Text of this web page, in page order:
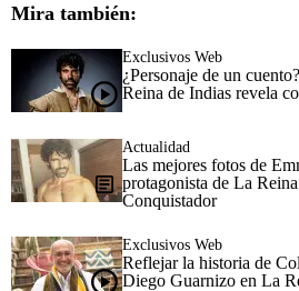
Mira también:
Exclusivos Web
¿Personaje de un
Reina de Indias revela
Actualidad
Las mejores fotos de
protagonista de La
Conquistador
Exclusivos Web
Reflejar la historia de
Diego Guarnizo en La